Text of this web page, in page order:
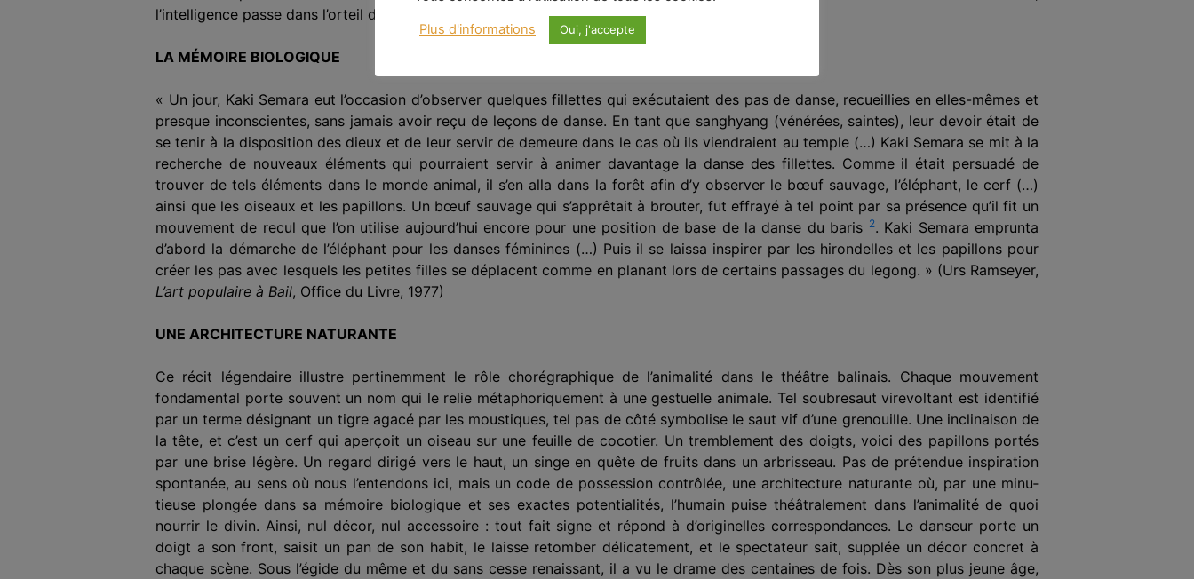
l’intelligence passe dans l’orteil du danseur.
LA MÉMOIRE BIOLOGIQUE
« Un jour, Kaki Semara eut l’occasion d’observer quel­ques fillettes qui exécutaient des pas de danse, recueil­lies en elles-mêmes et
presque inconscientes, sans jamais avoir reçu de leçons de danse. En tant que sanghyang (vénérées, saintes), leur devoir était de
se tenir à la disposition des dieux et de leur servir de demeure dans le cas où ils viendraient au temple (…) Kaki Semara se mit à la
recherche de nouveaux éléments qui pourraient servir à animer davantage la danse des fillettes. Comme il était persuadé de
trouver de tels éléments dans le monde animal, il s’en alla dans la forêt afin d’y observer le bœuf sauvage, l’éléphant, le cerf (…)
ainsi que les oiseaux et les papillons. Un bœuf sauvage qui s’apprêtait à brouter, fut effrayé à tel point par sa présence qu’il fit un
mouvement de recul que l’on utilise aujourd’hui encore pour une position de base de la danse du baris 2. Kaki Semara emprunta
d’abord la démarche de l’élé­phant pour les danses féminines (…) Puis il se laissa inspirer par les hirondelles et les papillons pour
créer les pas avec lesquels les petites filles se déplacent comme en planant lors de certains passages du legong. » (Urs Ramseyer,
L’art populaire à Bail, Office du Livre, 1977)
UNE ARCHITECTURE NATURANTE
Ce récit légendaire illustre pertinemment le rôle choré­graphique de l’animalité dans le théâtre balinais. Chaque mouvement
fondamental porte souvent un nom qui le relie métaphoriquement à une gestuelle animale. Tel sou­bresaut virevoltant est identifié
par un terme désignant un tigre agacé par les moustiques, tel pas de côté sym­bolise le saut vif d’une grenouille. Une inclinaison de
la tête, et c’est un cerf qui aperçoit un oiseau sur une feuille de cocotier. Un tremblement des doigts, voici des papillons portés
par une brise légère. Un regard dirigé vers le haut, un singe en quête de fruits dans un arbrisseau. Pas de prétendue inspiration
spontanée, au sens où nous l’entendons ici, mais un code de possession contrôlée, une architecture naturante où, par une minu­
tieuse plongée dans sa mémoire biologique et ses exactes potentialités, l’humain puise théâtralement dans l’animalité de quoi
nourrir le divin. Ainsi, nul décor, nul accessoire : tout fait signe et répond à d’originelles cor­respondances. Le danseur porte un
doigt a son front, saisit un pan de son habit, le laisse retomber délicate­ment, et le spectateur sait, supplée un décor concret à
chaque scène. Sous l’égide du même et du sans cesse renaissant, il a vu le drame des centaines de fois. Dès son plus jeune âge,
Plus d'informations Oui, j'accepte